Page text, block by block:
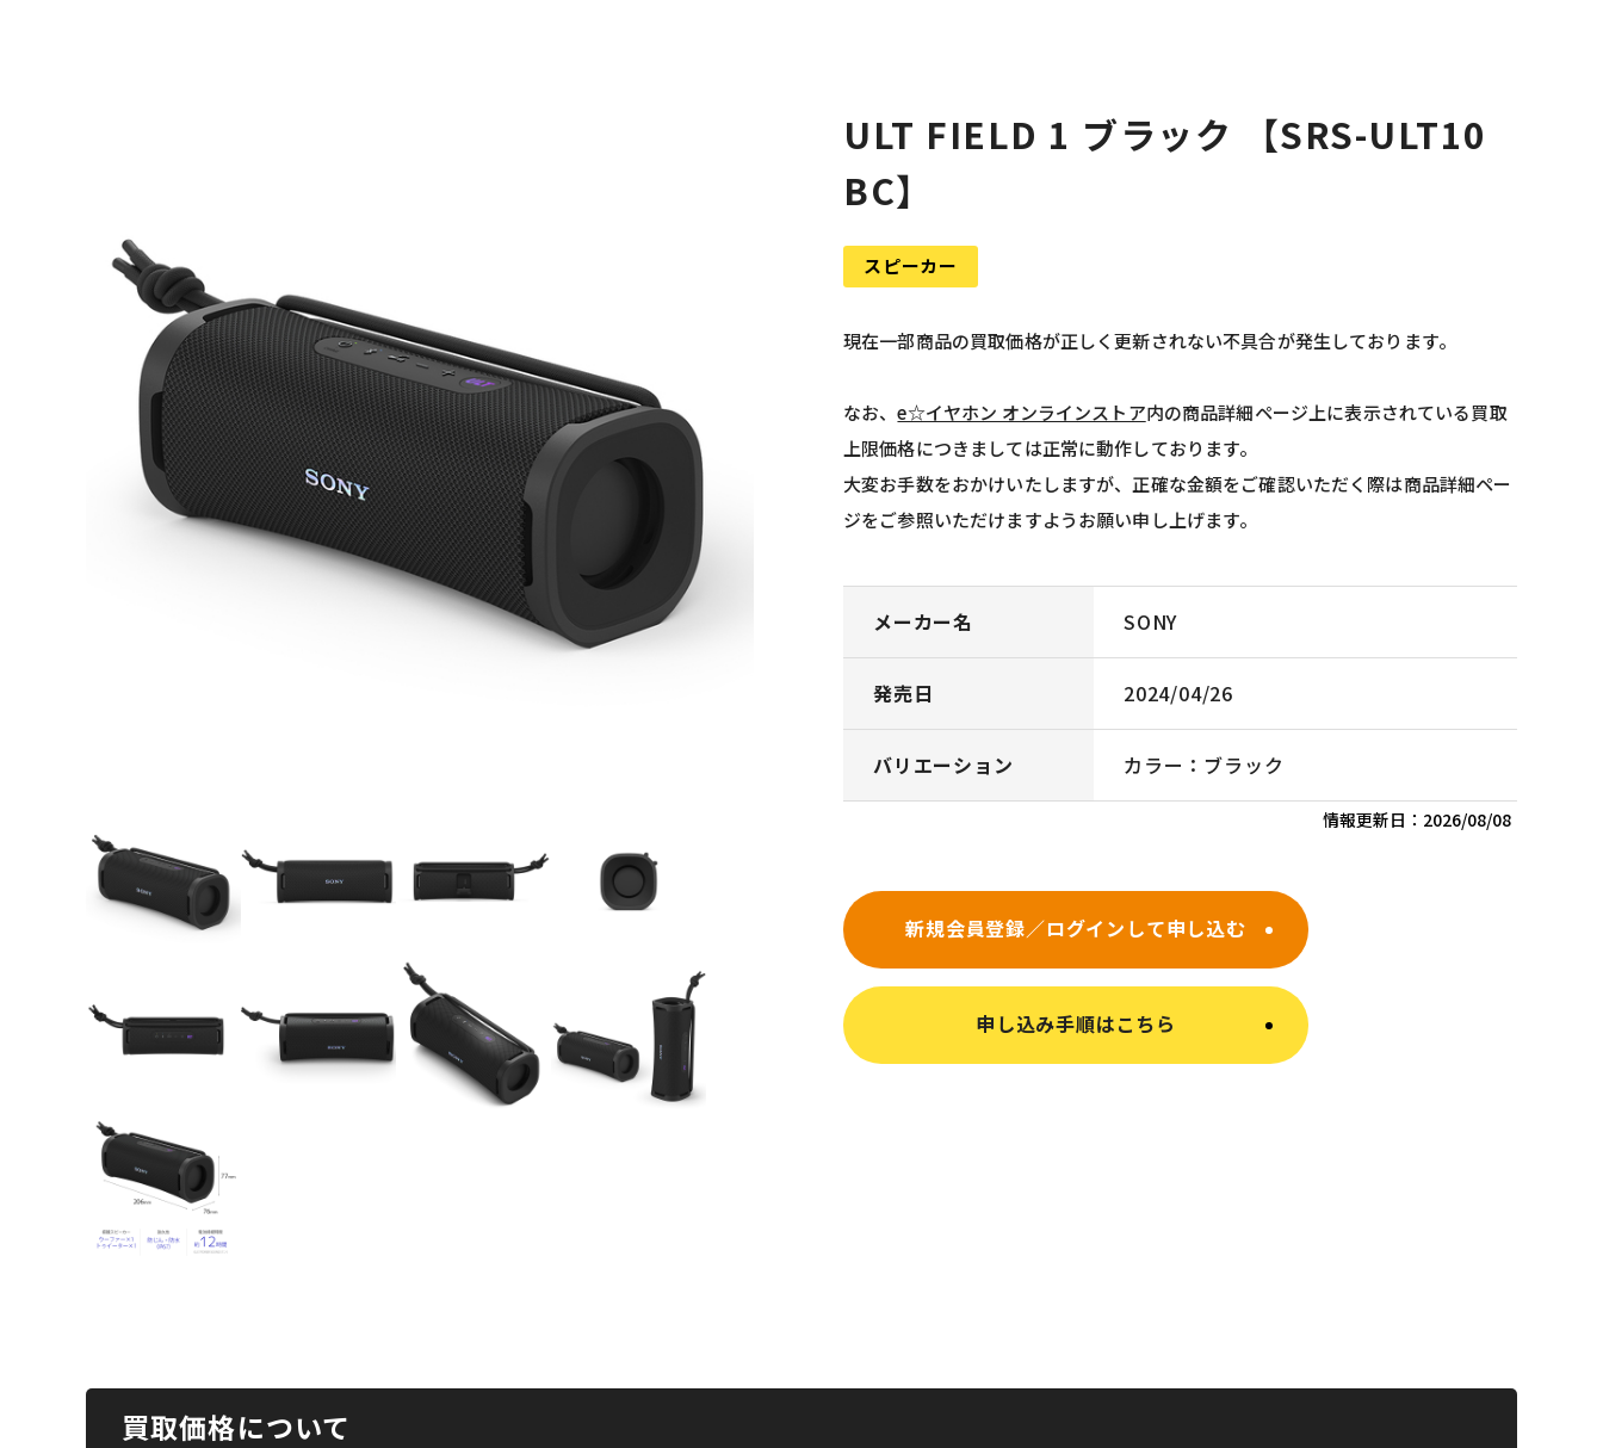
ULT FIELD 1 ブラック 【SRS-ULT10
BC】
スピーカー
現在一部商品の買取価格が正しく更新されない不具合が発生しております。
なお、e☆イヤホン オンラインストア内の商品詳細ページ上に表示されている買取
上限価格につきましては正常に動作しております。
大変お手数をおかけいたしますが、正確な金額をご確認いただく際は商品詳細ペー
ジをご参照いただけますようお願い申し上げます。
メーカー名 SONY
発売日 2024/04/26
バリエーション カラー：ブラック
情報更新日： 2026/08/08
新規会員登録／ログインして申し込む
申し込み手順はこちら
買取価格について